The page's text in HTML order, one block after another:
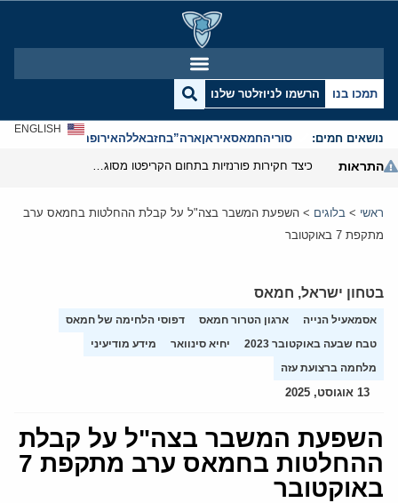
תמכו בנו הרשמו לניוזלטר שלנו
נושאים חמים: סוריהחמאסאיראןארה”בחזבאללהאירופהאנטישמיות
ENGLISH
התראות
ראשי > בלוגים > השפעת המשבר בצה"ל על קבלת ההחלטות בחמאס ערב
מתקפת 7 באוקטובר
בטחון ישראל, חמאס
אסמאעיל הנייה ארגון הטרור חמאס
דפוסי הלחימה של חמאס
טבח שבעה באוקטובר 2023
יחיא סינוואר
מידע מודיעיני
מלחמה ברצועת עזה
13 אוגוסט, 2025
השפעת המשבר בצה"ל על קבלת
ההחלטות בחמאס ערב מתקפת 7
באוקטובר